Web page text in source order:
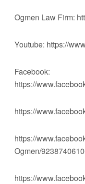
Ogmen Law Firm:
Youtube: https://
Facebook:
https://
https://
https://
Ogmen/
https://